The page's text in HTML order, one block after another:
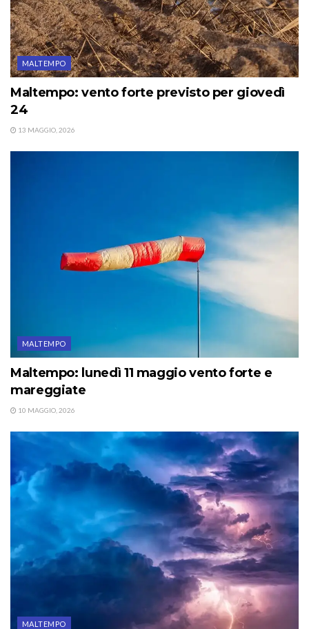
MALTEMPO
Maltempo: vento forte previsto per giovedì
24
13 MAGGIO, 2026
MALTEMPO
Maltempo: lunedì 11 maggio vento forte e
mareggiate
10 MAGGIO, 2026
MALTEMPO